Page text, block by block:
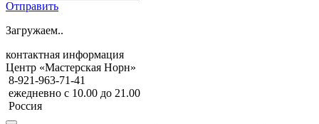
Отправить
Загружаем..
контактная информация
Центр «Мастерская Норн»
8-921-963-71-41
ежедневно с 10.00 до 21.00
Россия